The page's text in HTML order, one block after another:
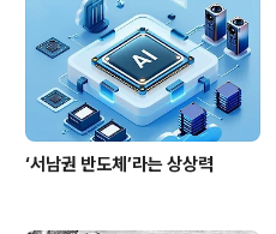
‘서남권 반도체’라는 상상력